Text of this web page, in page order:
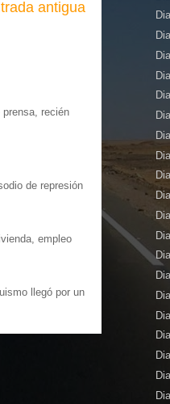
antigua
prensa, recién
de represión
empleo
llegó por un